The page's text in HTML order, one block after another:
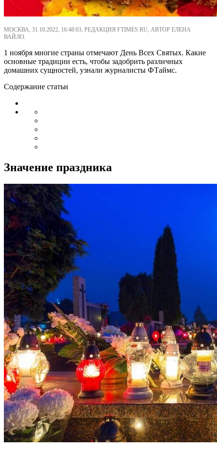
МОСКВА, 31.10.2022, 16:48:03, РЕДАКЦИЯ FTIMES.RU, АВТОР ЕЛЕНА
ВАЙЛО.
1 ноября многие страны отмечают День Всех Святых. Какие
основные традиции есть, чтобы задобрить различных
домашних сущностей, узнали журналисты ФТаймс.
Содержание статьи
Значение праздника